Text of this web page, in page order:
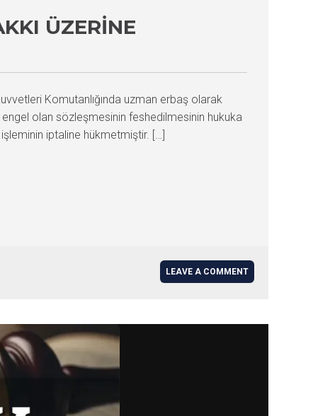
ÜZERINE
Komutanlığında uzman erbaş olarak
olan sözleşmesinin feshedilmesinin hukuka
işleminin iptaline hükmetmiştir. […]
LEAVE A COMMENT